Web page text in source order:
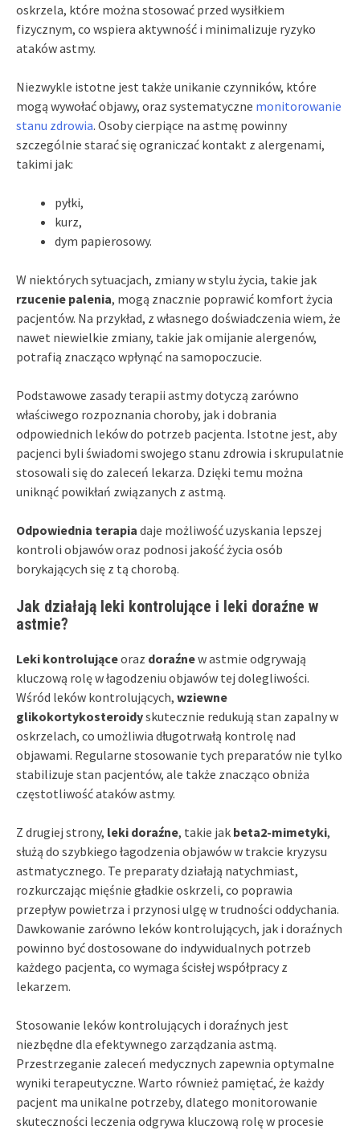
oskrzela, które można stosować przed wysiłkiem
fizycznym, co wspiera aktywność i minimalizuje ryzyko
ataków astmy.
Niezwykle istotne jest także unikanie czynników, które
mogą wywołać objawy, oraz systematyczne monitorowanie
stanu zdrowia. Osoby cierpiące na astmę powinny
szczególnie starać się ograniczać kontakt z alergenami,
takimi jak:
pyłki,
kurz,
dym papierosowy.
W niektórych sytuacjach, zmiany w stylu życia, takie jak
rzucenie palenia, mogą znacznie poprawić komfort życia
pacjentów. Na przykład, z własnego doświadczenia wiem, że
nawet niewielkie zmiany, takie jak omijanie alergenów,
potrafią znacząco wpłynąć na samopoczucie.
Podstawowe zasady terapii astmy dotyczą zarówno
właściwego rozpoznania choroby, jak i dobrania
odpowiednich leków do potrzeb pacjenta. Istotne jest, aby
pacjenci byli świadomi swojego stanu zdrowia i skrupulatnie
stosowali się do zaleceń lekarza. Dzięki temu można
uniknąć powikłań związanych z astmą.
Odpowiednia terapia daje możliwość uzyskania lepszej
kontroli objawów oraz podnosi jakość życia osób
borykających się z tą chorobą.
Jak działają leki kontrolujące i leki doraźne w
astmie?
Leki kontrolująceoraz doraźnew astmie odgrywają
kluczową rolę w łagodzeniu objawów tej dolegliwości.
Wśród leków kontrolujących, wziewne
glikokortykosteroidyskutecznie redukują stan zapalny w
oskrzelach, co umożliwia długotrwałą kontrolę nad
objawami. Regularne stosowanie tych preparatów nie tylko
stabilizuje stan pacjentów, ale także znacząco obniża
częstotliwość ataków astmy.
Z drugiej strony, leki doraźne, takie jak beta2-mimetyki,
służą do szybkiego łagodzenia objawów w trakcie kryzysu
astmatycznego. Te preparaty działają natychmiast,
rozkurczając mięśnie gładkie oskrzeli, co poprawia
przepływ powietrza i przynosi ulgę w trudności oddychania.
Dawkowanie zarówno leków kontrolujących, jak i doraźnych
powinno być dostosowane do indywidualnych potrzeb
każdego pacjenta, co wymaga ścisłej współpracy z
lekarzem.
Stosowanie leków kontrolujących i doraźnych jest
niezbędne dla efektywnego zarządzania astmą.
Przestrzeganie zaleceń medycznych zapewnia optymalne
wyniki terapeutyczne. Warto również pamiętać, że każdy
pacjent ma unikalne potrzeby, dlatego monitorowanie
skuteczności leczenia odgrywa kluczową rolę w procesie